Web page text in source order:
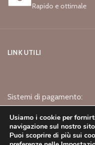
Rapido e ottimale
LINK UTILI
Sistemi di pagamento:
Usiamo i cookie per
navigazione sul nostro
Puoi scoprire di più sui